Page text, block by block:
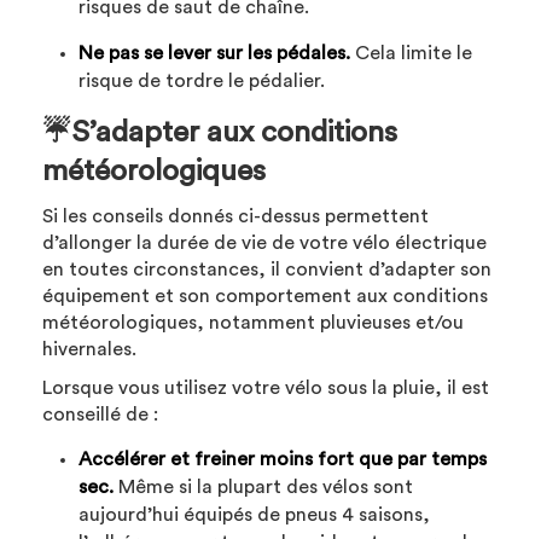
risques de saut de chaîne.
Ne pas se lever sur les pédales. Cela limite le
risque de tordre le pédalier.
☔️S’adapter aux conditions
météorologiques
Si les conseils donnés ci-dessus permettent
d’allonger la durée de vie de votre vélo électrique
en toutes circonstances, il convient d’adapter son
équipement et son comportement aux conditions
météorologiques, notamment pluvieuses et/ou
hivernales.
Lorsque vous utilisez votre vélo sous la pluie, il est
conseillé de :
Accélérer et freiner moins fort que par temps
sec. Même si la plupart des vélos sont
aujourd’hui équipés de pneus 4 saisons,